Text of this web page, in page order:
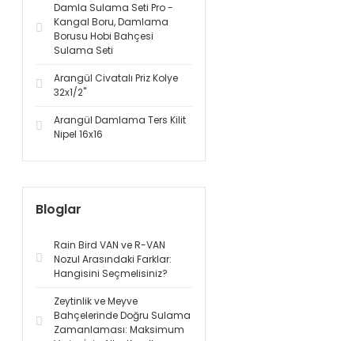
Damla Sulama Seti Pro -
Kangal Boru, Damlama
Borusu Hobi Bahçesi
Sulama Seti
Arangül Civatalı Priz Kolye
32x1/2''
Arangül Damlama Ters Kilit
Nipel 16x16
Bloglar
Rain Bird VAN ve R-VAN
Nozul Arasındaki Farklar:
Hangisini Seçmelisiniz?
Zeytinlik ve Meyve
Bahçelerinde Doğru Sulama
Zamanlaması: Maksimum